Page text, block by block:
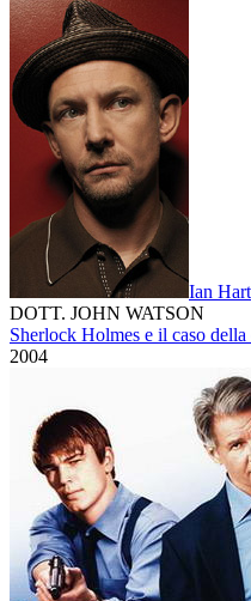
Ian Hart
DOTT. JOHN WATSON
Sherlock Holmes e il caso della
2004